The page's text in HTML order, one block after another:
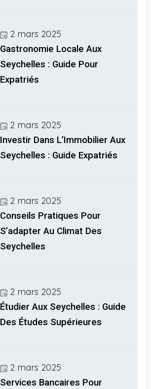
2 mars 2025
Gastronomie Locale Aux
Seychelles : Guide Pour
Expatriés
2 mars 2025
Investir Dans L’Immobilier Aux
Seychelles : Guide Expatriés
2 mars 2025
Conseils Pratiques Pour
S’adapter Au Climat Des
Seychelles
2 mars 2025
Étudier Aux Seychelles : Guide
Des Études Supérieures
2 mars 2025
Services Bancaires Pour